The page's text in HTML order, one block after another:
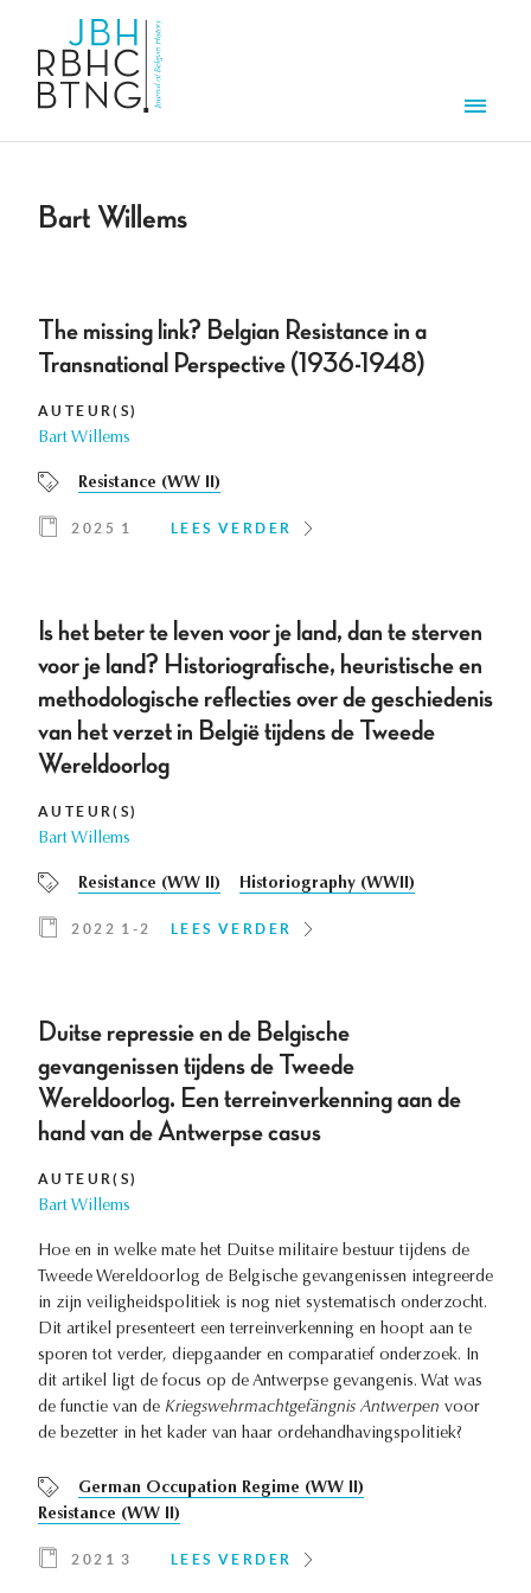
Bart Willems
The missing link? Belgian Resistance in a
Transnational Perspective (1936-1948)
AUTEUR(S)
Bart Willems
Resistance (WW II)
2025 1 LEES VERDER
Is het beter te leven voor je land, dan te sterven
voor je land? Historiografische, heuristische en
methodologische reflecties over de geschiedenis
van het verzet in België tijdens de Tweede
Wereldoorlog
AUTEUR(S)
Bart Willems
Resistance (WW II) Historiography (WWII)
2022 1-2 LEES VERDER
Duitse repressie en de Belgische
gevangenissen tijdens de Tweede
Wereldoorlog. Een terreinverkenning aan de
hand van de Antwerpse casus
AUTEUR(S)
Bart Willems
Hoe en in welke mate het Duitse militaire bestuur tijdens de
Tweede Wereldoorlog de Belgische gevangenissen integreerde
in zijn veiligheidspolitiek is nog niet systematisch onderzocht.
Dit artikel presenteert een terreinverkenning en hoopt aan te
sporen tot verder, diepgaander en comparatief onderzoek. In
dit artikel ligt de focus op de Antwerpse gevangenis. Wat was
de functie van de Kriegswehrmachtgefängnis Antwerpen voor
de bezetter in het kader van haar ordehandhavingspolitiek?
German Occupation Regime (WW II)
Resistance (WW II)
2021 3 LEES VERDER